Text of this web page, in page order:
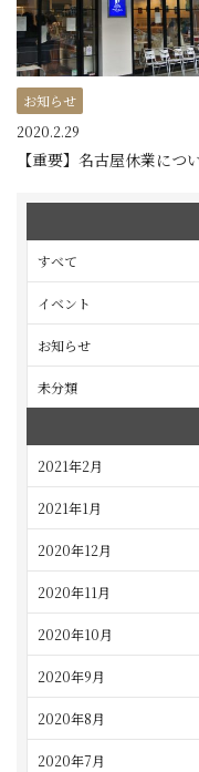
お知らせ
2020.2.29
【重要】名古屋休業につ
すべて
イベント
お知らせ
未分類
2021年2月
2021年1月
2020年12月
2020年11月
2020年10月
2020年9月
2020年8月
2020年7月